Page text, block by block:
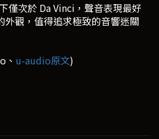
僅次於 Da Vinci，聲音表現最好
外觀，值得追求極致的音響迷關
u-audio原文)